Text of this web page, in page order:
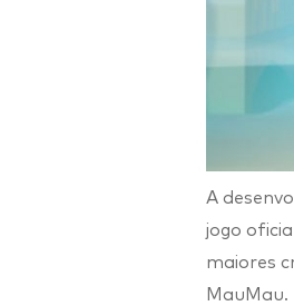
A
jogo
maiores